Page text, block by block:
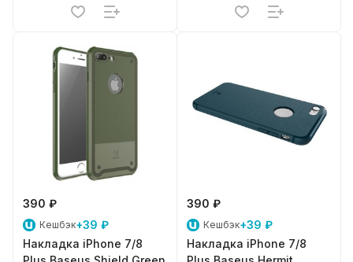
390 ₽
Кешбэк+39 ₽
Накладка iPhone 7/8
390 ₽
Кешбэк+39 ₽
Накладка iPhone 7/8